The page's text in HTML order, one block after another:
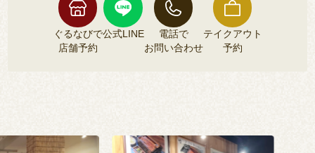
ぐるなびで
店舗予約
公式LINE
電話で
お問い合わせ
テイクアウト
予約